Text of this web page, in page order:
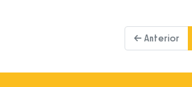
← Anterior